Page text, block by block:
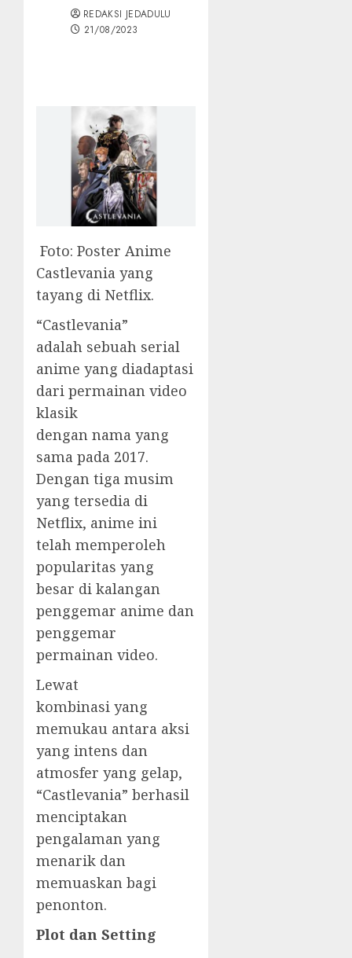
REDAKSI JEDADULU
21/08/2023
Foto: Poster Anime
Castlevania yang
tayang di Netflix.
“Castlevania”
adalah sebuah serial
anime yang diadaptasi
dari permainan video
klasik
dengan nama yang
sama pada 2017.
Dengan tiga musim
yang tersedia di
Netflix, anime ini
telah memperoleh
popularitas yang
besar di kalangan
penggemar anime dan
penggemar
permainan video.
Lewat
kombinasi yang
memukau antara aksi
yang intens dan
atmosfer yang gelap,
“Castlevania” berhasil
menciptakan
pengalaman yang
menarik dan
memuaskan bagi
penonton.
Plot dan Setting